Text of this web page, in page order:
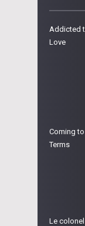
Addicted
Love
Coming to
Terms
Le colonel